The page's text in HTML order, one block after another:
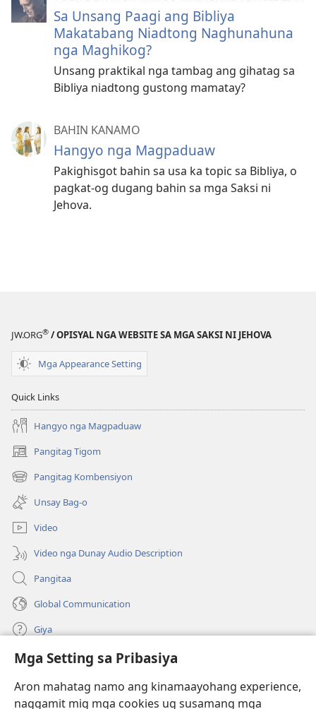
Mga Setting sa Pribasiya
Aron mahatag namo ang kinamaayohang experience,
naggamit mig mga cookies ug susamang mga
Sa Unsang Paagi ang Bibliya
Makatabang Niadtong Naghunahuna
nga Maghikog?
Unsang praktikal nga tambag ang gihatag sa
Bibliya niadtong gustong mamatay?
BAHIN KANAMO
Hangyo nga Magpaduaw
Pakighisgot bahin sa usa ka topic sa Bibliya, o
pagkat-og dugang bahin sa mga Saksi ni
Jehova.
JW.ORG® / OPISYAL NGA WEBSITE SA MGA SAKSI NI JEHOVA
Mga Appearance Setting
Quick Links
Hangyo nga Magpaduaw
Pangitag Tigom
(mo-
open
ug
bag-
ong
window)
Pangitag Kombensiyon
(mo-
open
ug
bag-
ong
window)
Unsay Bag-o
Video
Video nga Dunay Audio Description
Pangitaa
Global Communication
Giya
Donasyon
(mo-
open
Watchtower ONLINE NGA LIBRARYA